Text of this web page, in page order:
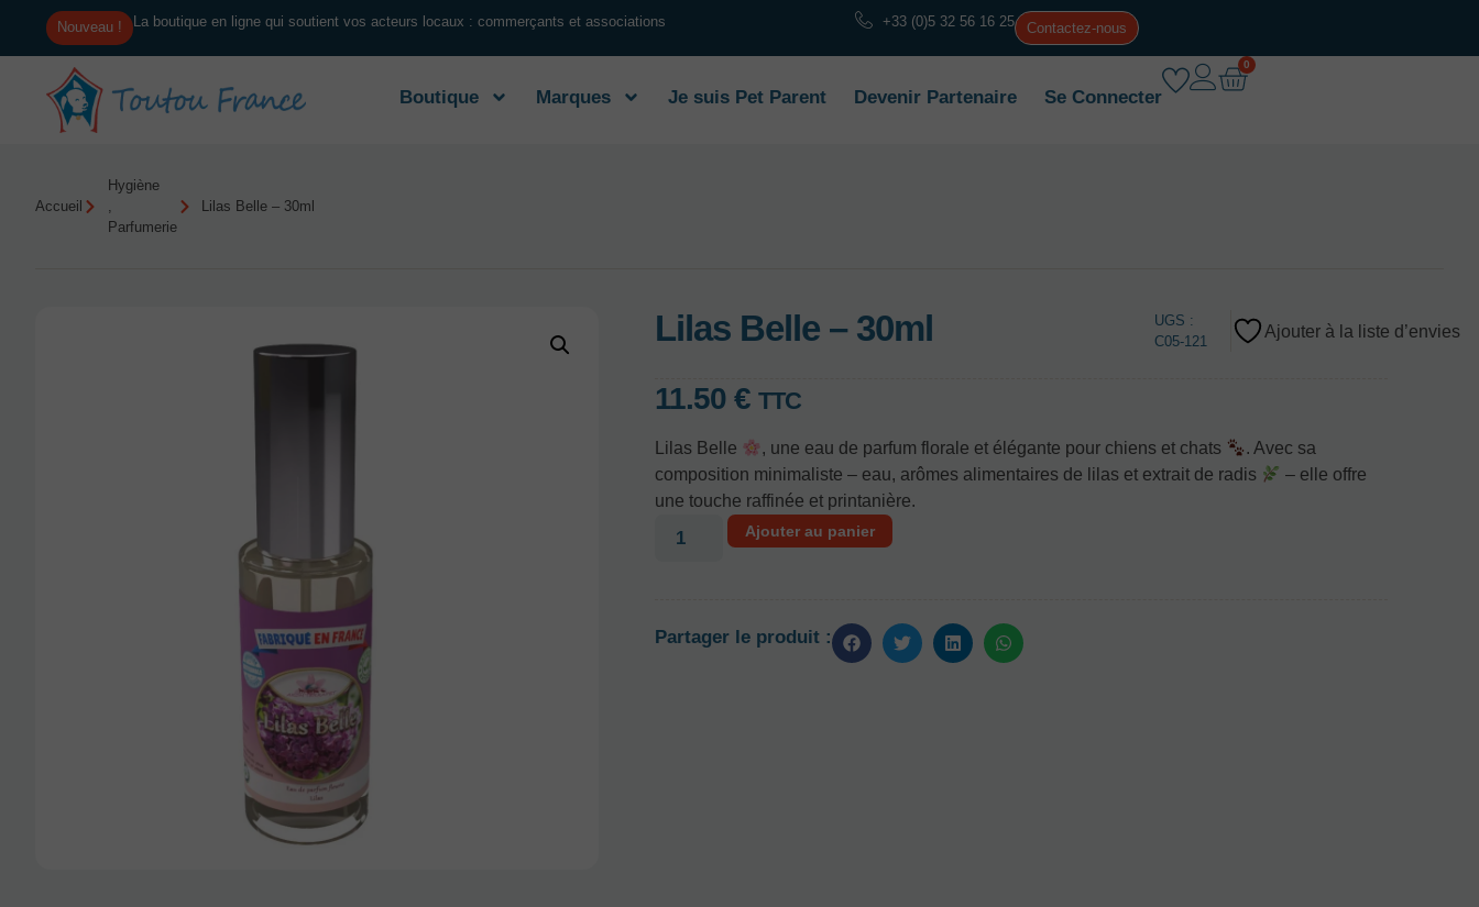
Nouveau ! La boutique en ligne qui soutient vos acteurs locaux : commerçants et associations +33 (0)5 32 56 16 25 Contactez-nous
Boutique Marques Je suis Pet Parent Devenir Partenaire Se Connecter
0
Accueil
Hygiène
,
Parfumerie
Lilas Belle – 30ml
Lilas Belle – 30ml
UGS :
C05-121
Ajouter à la liste d’envies
11.50 € TTC
Lilas Belle , une eau de parfum florale et élégante pour chiens et chats
. Avec sa
composition minimaliste – eau, arômes alimentaires de lilas et extrait de radis
– elle offre
une touche raffinée et printanière.
Ajouter au panier
Partager le produit :